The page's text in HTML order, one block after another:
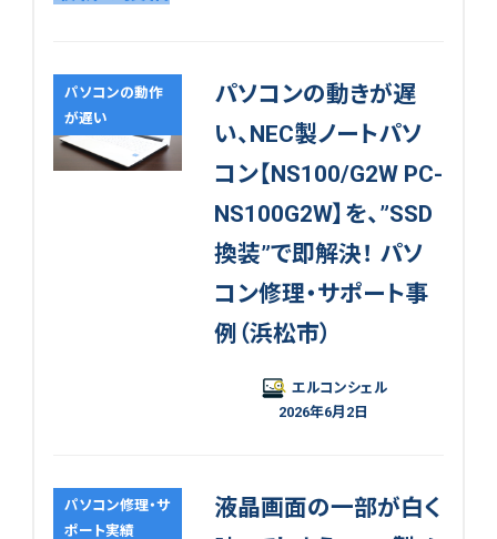
パソコンの動作
が遅い
パソコンの動きが遅
い、NEC製ノートパソ
コン【NS100/G2W PC-
NS100G2W】を、”SSD
換装”で即解決！ パソ
コン修理・サポート事
例（浜松市）
エルコンシェル
2026年6月2日
パソコン修理・サ
ポート実績
液晶画面の一部が白く